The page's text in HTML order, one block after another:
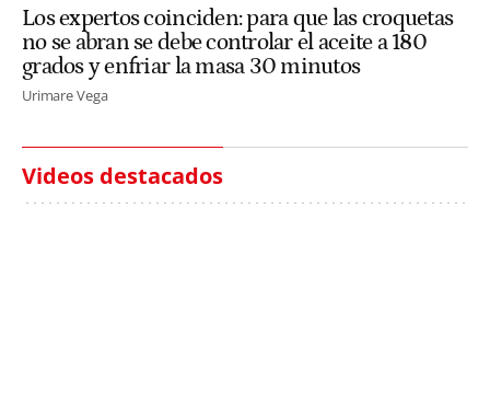
Los expertos coinciden: para que las croquetas
no se abran se debe controlar el aceite a 180
grados y enfriar la masa 30 minutos
Urimare Vega
Videos destacados